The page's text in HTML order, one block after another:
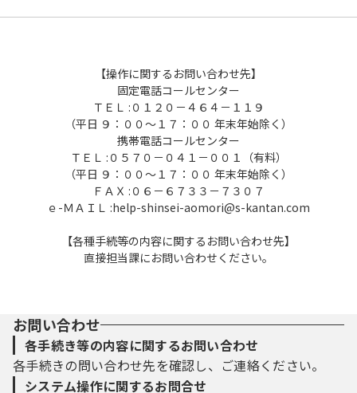
【操作に関するお問い合わせ先】
固定電話コールセンター
ＴＥＬ :０１２０－４６４－１１９
（平日 ９：００～１７：００ 年末年始除く）
携帯電話コールセンター
ＴＥＬ :０５７０－０４１－００１（有料）
（平日 ９：００～１７：００ 年末年始除く）
ＦＡＸ :０６－６７３３－７３０７
ｅ-ＭＡＩＬ :help-shinsei-aomori@s-kantan.com
【各種手続等の内容に関するお問い合わせ先】
直接担当課にお問い合わせください。
お問い合わせ
各手続き等の内容に関するお問い合わせ
各手続きの問い合わせ先を確認し、ご連絡ください。
システム操作に関するお問合せ